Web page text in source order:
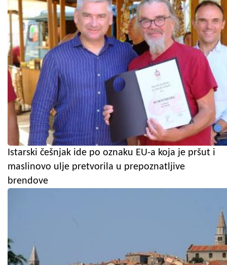
Istarski češnjak ide po oznaku EU-a koja je pršut i
maslinovo ulje pretvorila u prepoznatljive
brendove